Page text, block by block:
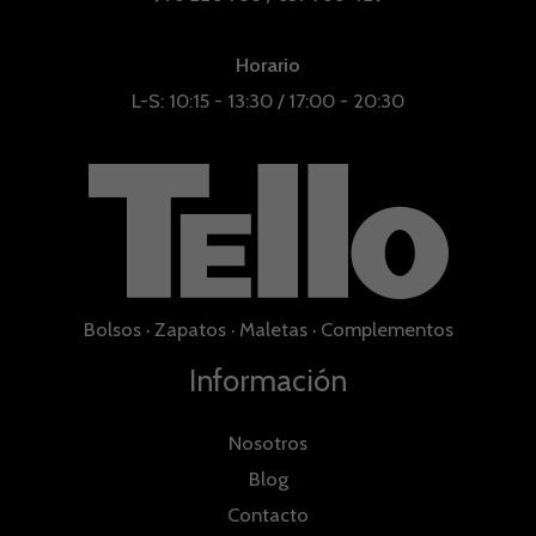
Horario
L-S: 10:15 - 13:30 / 17:00 - 20:30
Bolsos· Zapatos· Maletas· Complementos
Información
Nosotros
Blog
Contacto